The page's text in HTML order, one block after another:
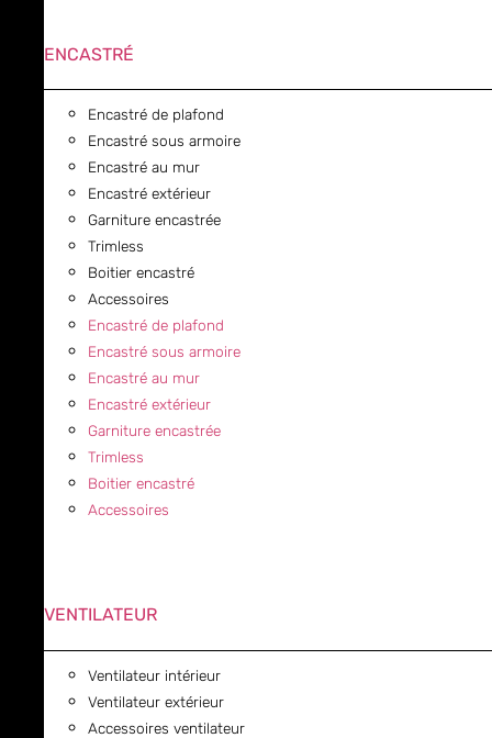
ENCASTRÉ
Encastré de plafond
Encastré sous armoire
Encastré au mur
Encastré extérieur
Garniture encastrée
Trimless
Boitier encastré
Accessoires
Encastré de plafond
Encastré sous armoire
Encastré au mur
Encastré extérieur
Garniture encastrée
Trimless
Boitier encastré
Accessoires
VENTILATEUR
Ventilateur intérieur
Ventilateur extérieur
Accessoires ventilateur